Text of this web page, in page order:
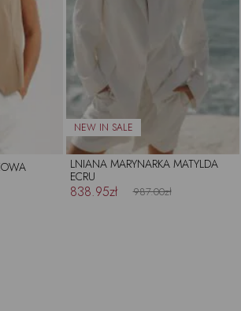
LNIANA MARYNARKA MATYLDA
ECRU
838.95zł 987.00zł